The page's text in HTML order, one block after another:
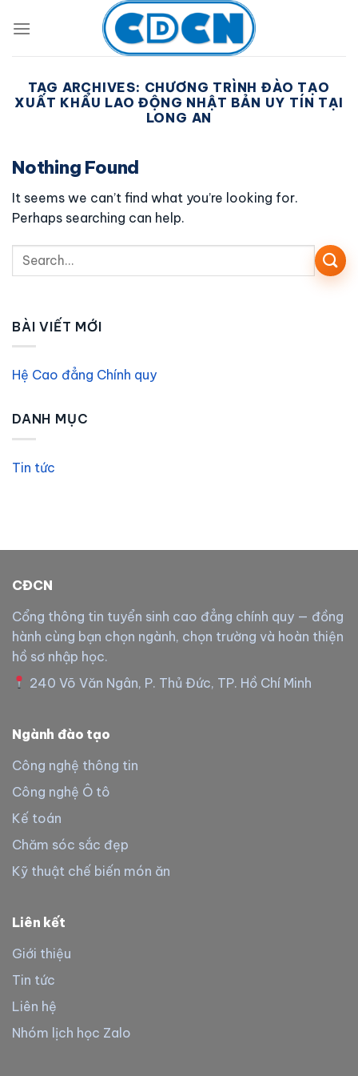
TAG ARCHIVES: CHƯƠNG TRÌNH ĐÀO TẠO
XUẤT KHẨU LAO ĐỘNG NHẬT BẢN UY TÍN TẠI
LONG AN
Nothing Found
It seems we can’t find what you’re looking for.
Perhaps searching can help.
BÀI VIẾT MỚI
Hệ Cao đẳng Chính quy
DANH MỤC
Tin tức
CĐCN
Cổng thông tin tuyển sinh cao đẳng chính quy — đồng
hành cùng bạn chọn ngành, chọn trường và hoàn thiện
hồ sơ nhập học.
240 Võ Văn Ngân, P. Thủ Đức, TP. Hồ Chí Minh
Ngành đào tạo
Công nghệ thông tin
Công nghệ Ô tô
Kế toán
Chăm sóc sắc đẹp
Kỹ thuật chế biến món ăn
Liên kết
Giới thiệu
Tin tức
Liên hệ
Nhóm lịch học Zalo